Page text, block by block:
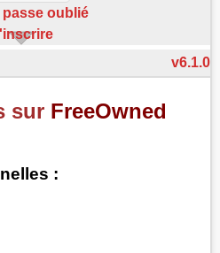
passe oublié
v6.1.0
sur FreeOwned
: